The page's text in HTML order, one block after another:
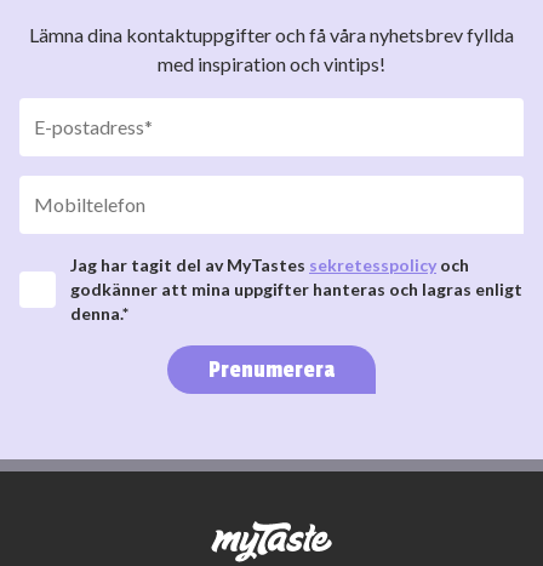
Lämna dina kontaktuppgifter och få våra nyhetsbrev fyllda
med inspiration och vintips!
Jag har tagit del av MyTastes sekretesspolicy och
godkänner att mina uppgifter hanteras och lagras enligt
denna.*
Prenumerera